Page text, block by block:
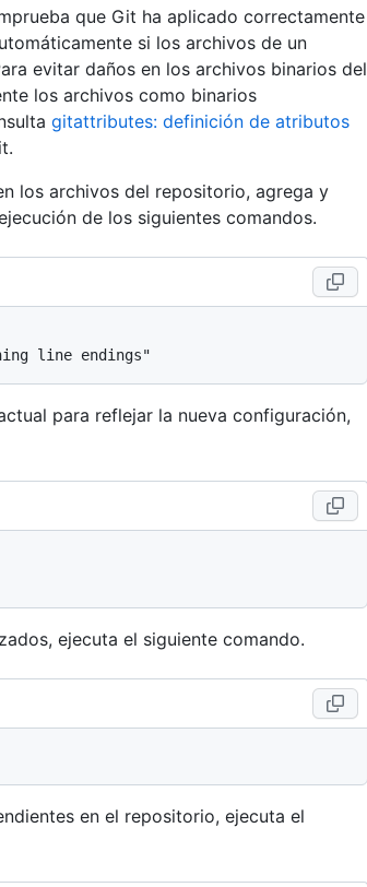
que Git ha aplicado correctamente
si los archivos de un
evitar daños en los archivos binarios del
los archivos como binarios
gitattributes: definición de atributos
los archivos del repositorio, agrega y
de los siguientes comandos.
para reflejar la nueva configuración,
ejecuta el siguiente comando.
en el repositorio, ejecuta el